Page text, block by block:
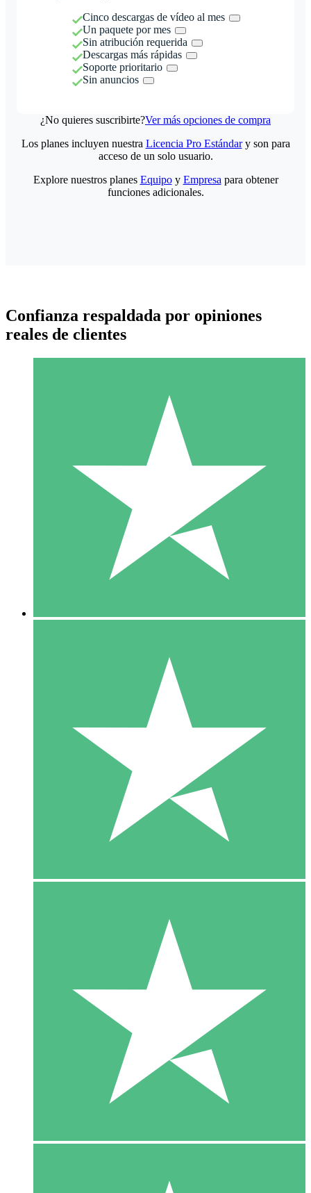
Cinco descargas de vídeo al mes
Un paquete por mes
Sin atribución requerida
Descargas más rápidas
Soporte prioritario
Sin anuncios
¿No quieres suscribirte?Ver más opciones de compra
Paquetes de Créditos Individuales
Paga según el uso con créditos de descarga. Sin compromiso
10 00
10 Descargas
20 00
Los planes incluyen nuestra Licencia Pro Estándary son para
acceso de un solo usuario.
Explore nuestros planes Equipoy Empresa para obtener
funciones adicionales.
Confianza respaldada por opiniones
reales de clientes